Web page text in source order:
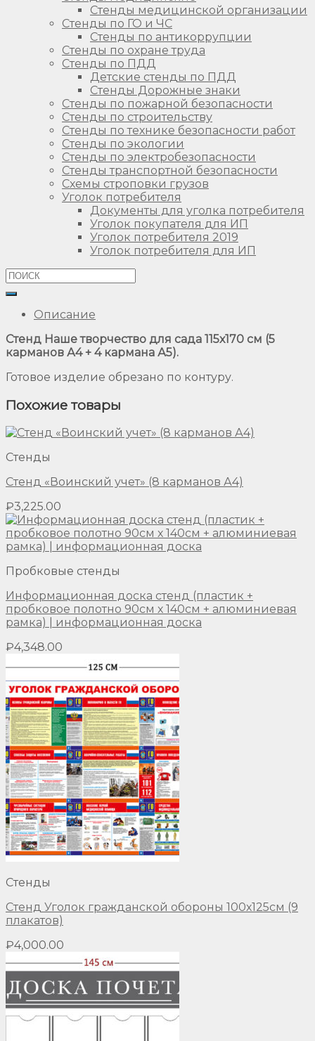
Стенды медицинской организации
Стенды по ГО и ЧС
Стенды по антикоррупции
Стенды по охране труда
Стенды по ПДД
Детские стенды по ПДД
Стенды Дорожные знаки
Стенды по пожарной безопасности
Стенды по строительству
Стенды по технике безопасности работ
Стенды по экологии
Стенды по электробезопасности
Стенды транспортной безопасности
Схемы строповки грузов
Уголок потребителя
Документы для уголка потребителя
Уголок покупателя для ИП
Уголок потребителя 2019
Уголок потребителя для ИП
Описание
Стенд Наше творчество для сада 115х170 см (5
карманов А4 + 4 кармана А5).
Готовое изделие обрезано по контуру.
Похожие товары
Стенды
Стенд «Воинский учет» (8 карманов А4)
₽3,225.00
Пробковые стенды
Информационная доска стенд (пластик +
пробковое полотно 90см х 140см + алюминиевая
рамка) | информационная доска
₽4,348.00
Стенды
Стенд Уголок гражданской обороны 100х125см (9
плакатов)
₽4,000.00